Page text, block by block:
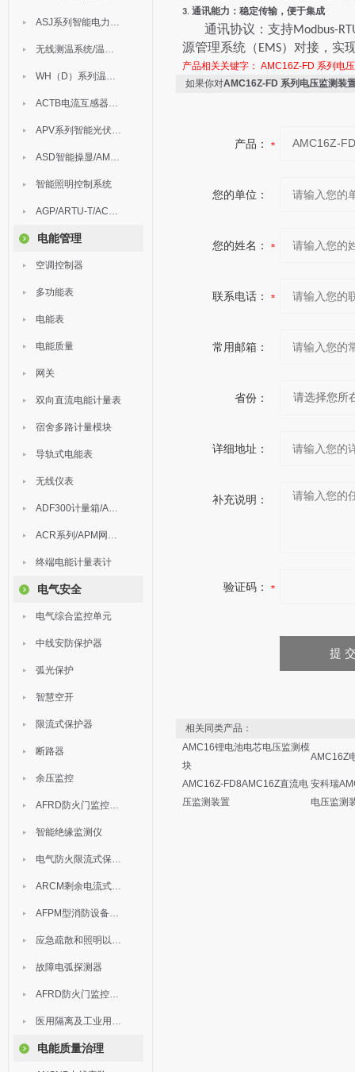
ASJ系列智能电力继电器
无线测温系统/温度巡检
WH（D）系列温湿度控制器
ACTB电流互感器过电压保护器
APV系列智能光伏汇流箱
ASD智能操显/AM中压保护
智能照明控制系统
AGP/ARTU-T/ACM/ADDC
电能管理
空调控制器
多功能表
电能表
电能质量
网关
双向直流电能计量表
宿舍多路计量模块
导轨式电能表
无线仪表
ADF300计量箱/AEW无线计量
ACR系列/APM网络电力仪表
终端电能计量表计
电气安全
电气综合监控单元
中线安防保护器
弧光保护
智慧空开
限流式保护器
断路器
余压监控
AFRD防火门监控模块
智能绝缘监测仪
电气防火限流式保护器
ARCM剩余电流式电气火灾监控装置
AFPM型消防设备电源监控系统
应急疏散和照明以及灯具
故障电弧探测器
AFRD防火门监控系统
医用隔离及工业用电绝缘检测
电能质量治理
3. 通讯能力：稳定传输，便于集成
通讯协议：支持Modbus-
源管理系统（ EMS）对接，实
产品相关关键字： AMC16Z-FD 系列电
如果你对AMC16Z-FD 系列电压监测装
产品：
您的单位：
您的姓名：
联系电话：
常用邮箱：
省份：
详细地址：
补充说明：
验证码：
相关同类产品：
AMC16锂电池电芯电压监测模
块
AMC16Z
AMC16Z-FD8AMC16Z直流电
压监测装置
安科瑞
电压监测